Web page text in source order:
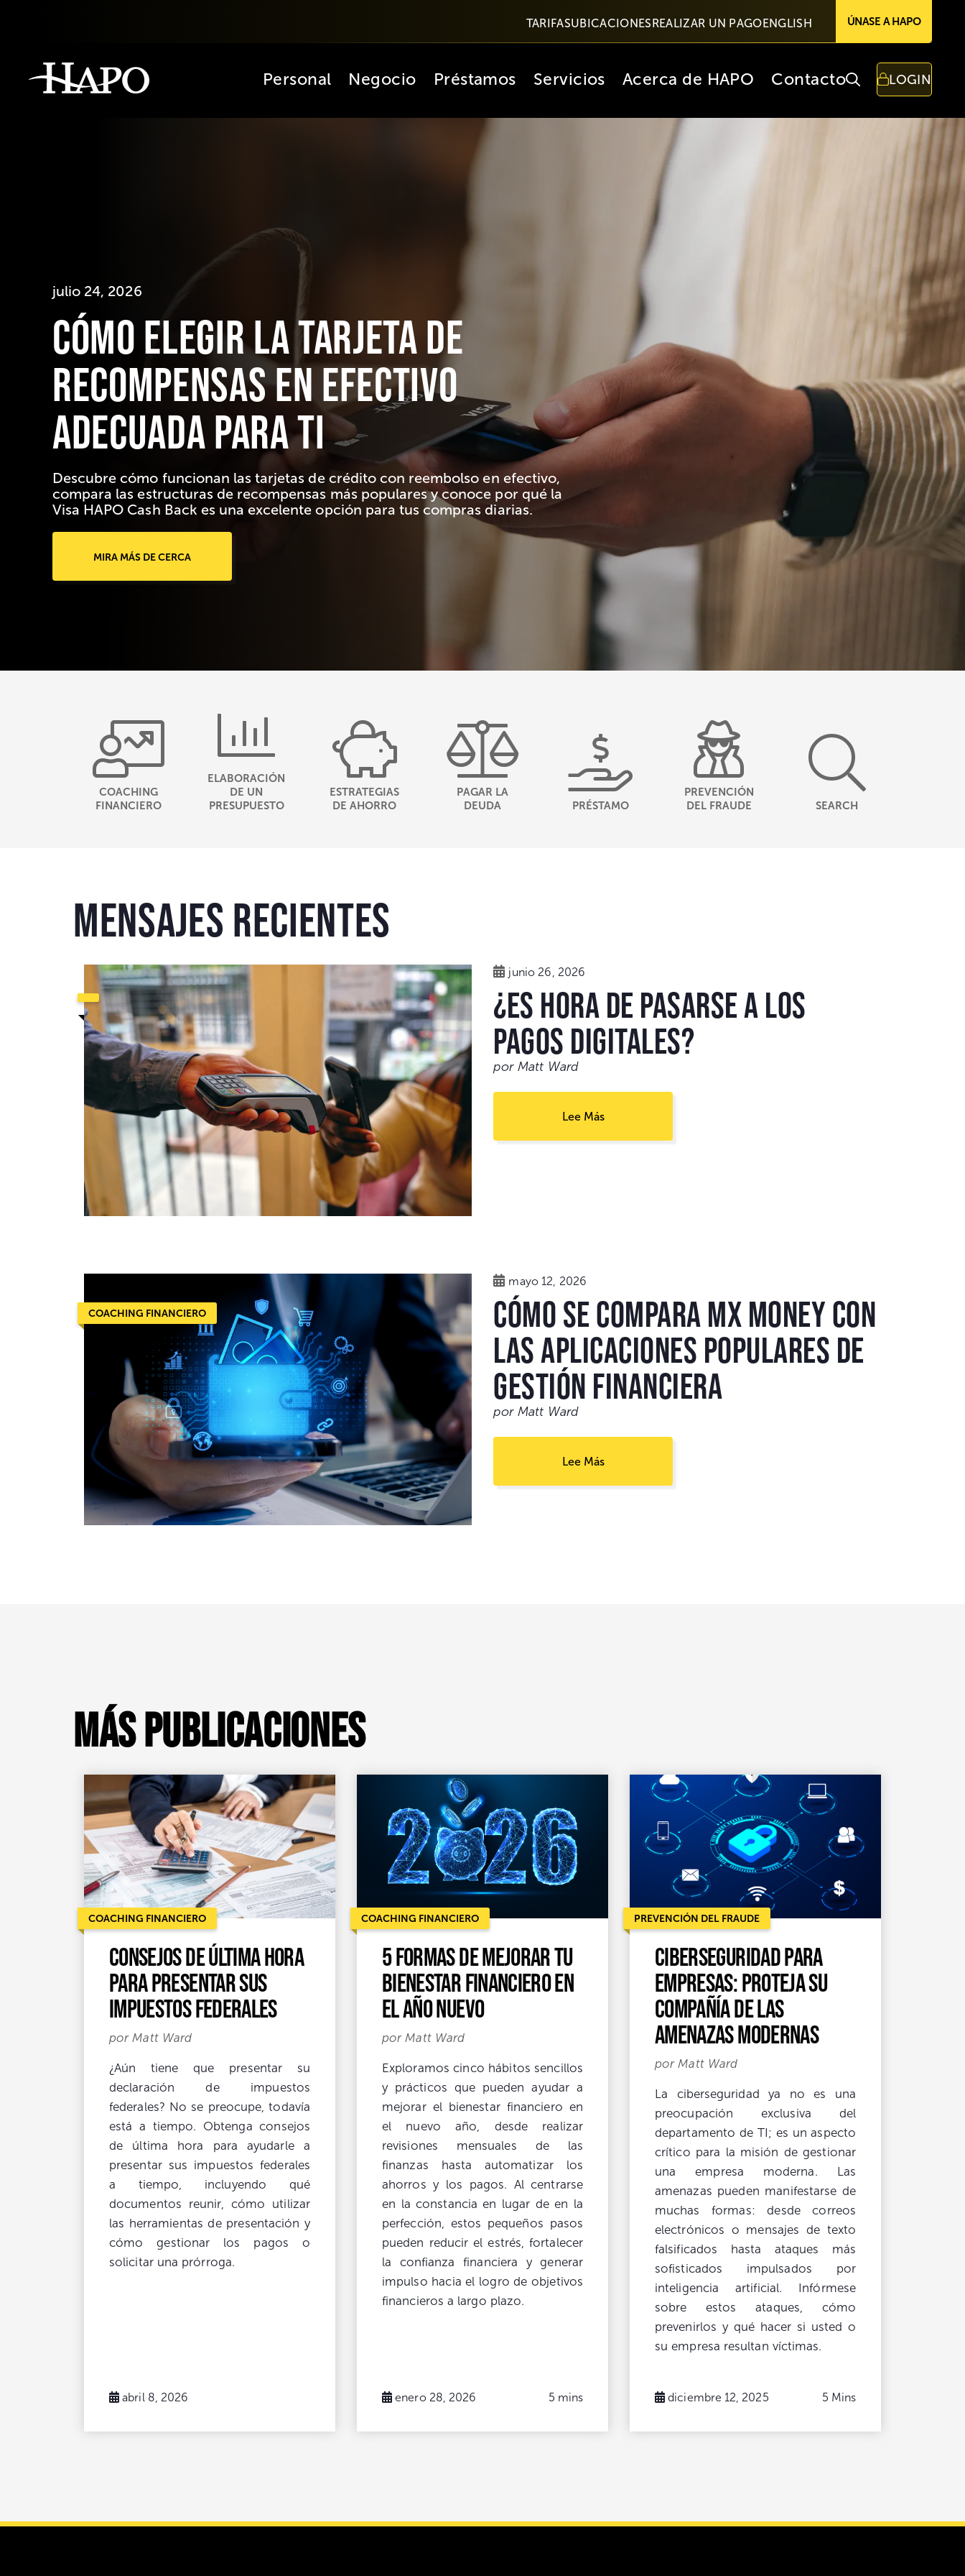
TARIFASUBICACIONES REALIZAR UN PAGO ENGLISH ÚNASE A HAPO
Personal Negocio Préstamos Servicios Acerca de HAPO Contacto LOGIN
julio 24, 2026
Cómo elegir la tarjeta de
recompensas en efectivo
adecuada para ti
Descubre cómo funcionan las tarjetas de crédito con reembolso en efectivo,
compara las estructuras de recompensas más populares y conoce por qué la
Visa HAPO Cash Back es una excelente opción para tus compras diarias.
MIRA MÁS DE CERCA
COACHING
FINANCIERO
ELABORACIÓN
DE UN
PRESUPUESTO
ESTRATEGIAS
DE AHORRO
PAGAR LA
DEUDA
PRÉSTAMO
PREVENCIÓN
DEL FRAUDE
SEARCH
Mensajes recientes
junio 26, 2026
¿Es Hora de Pasarse a los
Pagos Digitales?
por Matt Ward
Lee Más
COACHING FINANCIERO
mayo 12, 2026
Cómo se compara MX Money con
las aplicaciones populares de
gestión financiera
por Matt Ward
Lee Más
Más publicaciones
COACHING FINANCIERO
Consejos de última hora
para presentar sus
impuestos federales
por Matt Ward
¿Aún tiene que presentar su
declaración de impuestos
federales? No se preocupe, todavía
está a tiempo. Obtenga consejos
de última hora para ayudarle a
presentar sus impuestos federales
a tiempo, incluyendo qué
documentos reunir, cómo utilizar
las herramientas de presentación y
cómo gestionar los pagos o
solicitar una prórroga.
abril 8, 2026
COACHING FINANCIERO
5 formas de mejorar tu
bienestar financiero en
el Año Nuevo
por Matt Ward
Exploramos cinco hábitos sencillos
y prácticos que pueden ayudar a
mejorar el bienestar financiero en
el nuevo año, desde realizar
revisiones mensuales de las
finanzas hasta automatizar los
ahorros y los pagos. Al centrarse
en la constancia en lugar de en la
perfección, estos pequeños pasos
pueden reducir el estrés, fortalecer
la confianza financiera y generar
impulso hacia el logro de objetivos
financieros a largo plazo.
enero 28, 2026 5 mins
PREVENCIÓN DEL FRAUDE
Ciberseguridad para
empresas: proteja su
compañía de las
amenazas modernas
por Matt Ward
La ciberseguridad ya no es una
preocupación exclusiva del
departamento de TI; es un aspecto
crítico para la misión de gestionar
una empresa moderna. Las
amenazas pueden manifestarse de
muchas formas: desde correos
electrónicos o mensajes de texto
falsificados hasta ataques más
sofisticados impulsados ​​por
inteligencia artificial. Infórmese
sobre estos ataques, cómo
prevenirlos y qué hacer si usted o
su empresa resultan víctimas.
diciembre 12, 2025 5 Mins